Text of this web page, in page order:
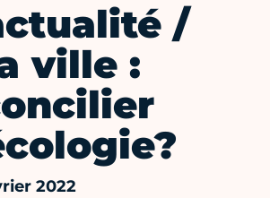
/
ville :
2022